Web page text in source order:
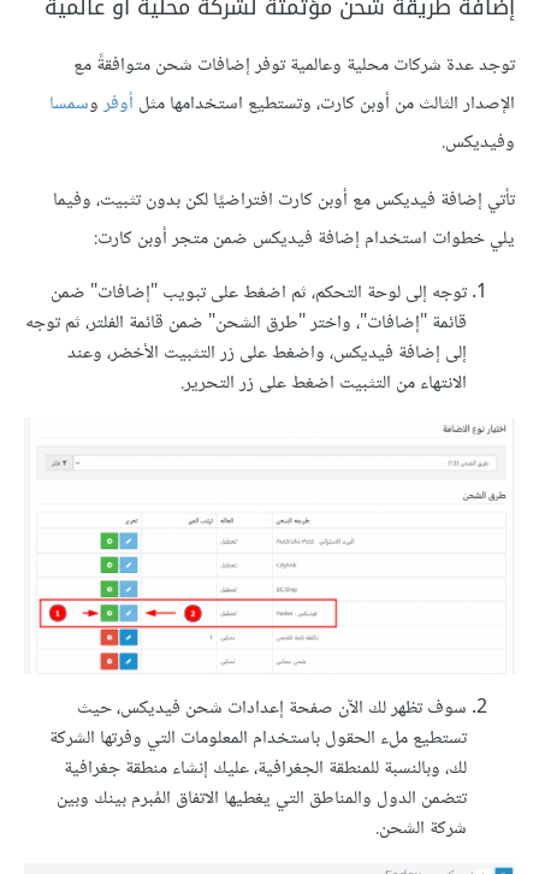
توجد عدة شركات محلية وعالمية توفر إضافات شحن متوافقةً مع
الإصدار الثالث من أوبن كارت، وتستطيع استخدامها مثل أوفروسمسا
وفيديكس.
تأتي إضافة فيديكس مع أوبن كارت افتراضيًا لكن بدون تثبيت، وفيما
يلي خطوات استخدام إضافة فيديكس ضمن متجر أوبن كارت:
توجه إلى لوحة التحكم، ثم اضغط على تبويب "إضافات" ضمن
قائمة "إضافات"، واختر "طرق الشحن" ضمن قائمة الفلتر، ثم توجه
إلى إضافة فيديكس، واضغط على زر التثبيت الأخضر، وعند
الانتهاء من التثبيت اضغط على زر التحرير.
سوف تظهر لك الآن صفحة إعدادات شحن فيديكس، حيث
تستطيع ملء الحقول باستخدام المعلومات التي وفرتها الشركة
لك، وبالنسبة للمنطقة الجغرافية، عليك إنشاء منطقة جغرافية
تتضمن الدول والمناطق التي يغطيها الاتفاق المُبرم بينك وبين
شركة الشحن.